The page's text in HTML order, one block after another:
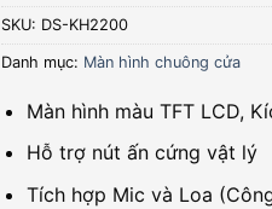
SKU: DS-KH2200
Danh mục: Màn hình chuông cửa
Màn hình màu TFT LCD,
Hỗ trợ nút ấn cứng vật lý
Tích hợp Mic và Loa